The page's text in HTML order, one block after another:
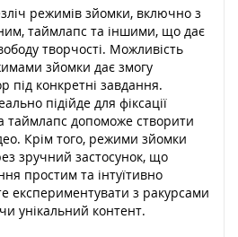
режимів зйомки, включно з
таймлапс та іншими, що дає
творчості. Можливість
зйомки дає змогу
під конкретні завдання.
підійде для фіксації
таймлапс допоможе створити
Крім того, режими зйомки
зручний застосунок, що
простим та інтуїтивно
експериментувати з ракурсами
унікальний контент.